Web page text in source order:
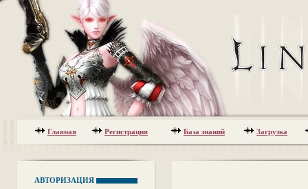
Главная Регистрация База знаний Загрузка
АВТОРИЗАЦИЯ